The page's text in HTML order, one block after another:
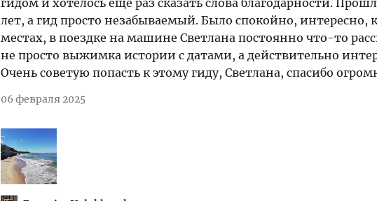
гидом и хотелось еще раз сказать слова благодарности.
лет, а гид просто незабываемый. Было спокойно, интересно,
местах, в поездке на машине Светлана постоянно что-то
не просто выжимка истории с датами, а действительно
Очень советую попасть к этому гиду, Светлана, спасибо
06 февраля 2025